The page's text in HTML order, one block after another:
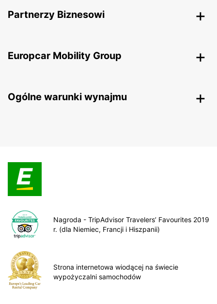
Partnerzy Biznesowi
Europcar Mobility Group
Ogólne warunki wynajmu
Nagroda - TripAdvisor Travelers’ Favourites 2019
r. (dla Niemiec, Francji i Hiszpanii)
Strona internetowa wiodącej na świecie
wypożyczalni samochodów